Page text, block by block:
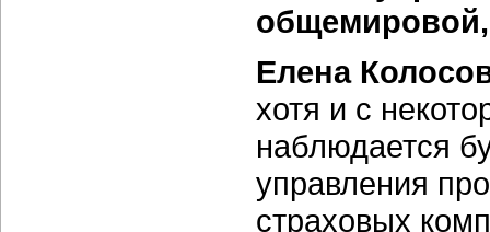
Елена
хотя и с
наблюдается
управления
страховых